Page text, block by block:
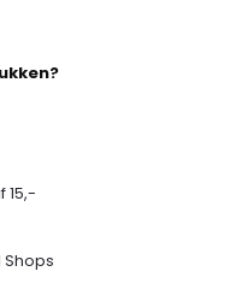
15,-
Shops